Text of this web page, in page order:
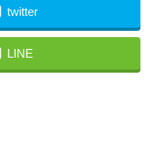
twitter
LINE